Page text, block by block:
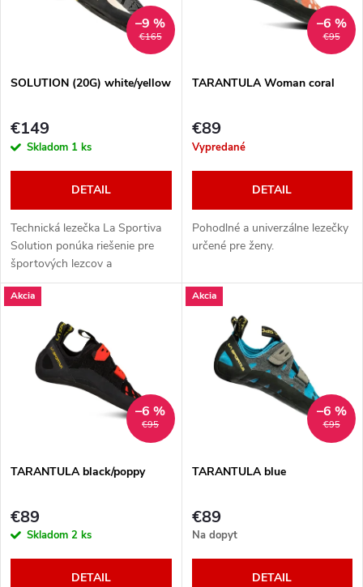
e
p
r
o
d
u
v
s
p
r
d
u
k
€165
–9 %
SOLUTION (20G) white/yellow
€149
Skladom 1 ks
DETAIL
Technická lezečka La Sportiva
Solution ponúka riešenie pre
športových lezcov a
boulderistov na vrcholnej
úrovni.
€95
–6 %
TARANTULA Woman coral
€89
Vypredané
DETAIL
Pohodlné a univerzálne lezečky
určené pre ženy.
Akcia
€95
–6 %
TARANTULA black/poppy
€89
Skladom 2 ks
DETAIL
Akcia
€95
–6 %
TARANTULA blue
€89
Na dopyt
DETAIL